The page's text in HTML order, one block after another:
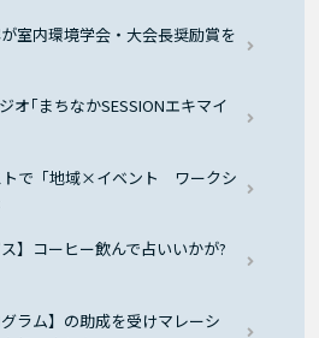
室内環境学会・大会長奨励賞を
オ｢まちなかSESSIONエキマイ
トで「地域×イベント ワークシ
】コーヒー飲んで占いいかが?
ラム】の助成を受けマレーシ